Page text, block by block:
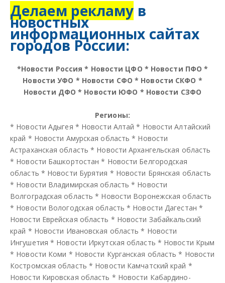
Делаем рекламу в
новостных
информационных сайтах
городов России:
*Новости Россия * Новости ЦФО * Новости ПФО *
Новости УФО * Новости СФО * Новости СКФО *
Новости ДФО * Новости ЮФО * Новости СЗФО
Регионы:
* Новости Адыгея * Новости Алтай * Новости Алтайский
край * Новости Амурская область * Новости
Астраханская область * Новости Архангельская область
* Новости Башкортостан * Новости Белгородская
область * Новости Бурятия * Новости Брянская область
* Новости Владимирская область * Новости
Волгоградская область * Новости Воронежская область
* Новости Вологодская область * Новости Дагестан *
Новости Еврейская область * Новости Забайкальский
край * Новости Ивановская область * Новости
Ингушетия * Новости Иркутская область * Новости Крым
* Новости Коми * Новости Курганская область * Новости
Костромская область * Новости Камчатский край *
Новости Кировская область * Новости Кабардино-